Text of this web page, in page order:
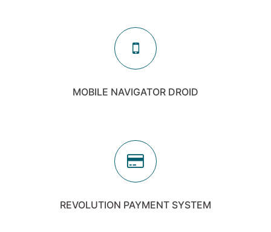
MOBILE NAVIGATOR DROID
REVOLUTION PAYMENT SYSTEM